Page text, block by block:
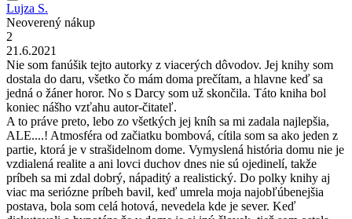
Lujza S.
Neoverený nákup
2
21.6.2021
Nie som fanúšik tejto autorky z viacerých dôvodov. Jej knihy som
dostala do daru, všetko čo mám doma prečítam, a hlavne keď sa
jedná o žáner horor. No s Darcy som už skončila. Táto kniha bol
koniec nášho vzťahu autor-čitateľ.
A to práve preto, lebo zo všetkých jej kníh sa mi zadala najlepšia,
ALE....! Atmosféra od začiatku bombová, cítila som sa ako jeden z
partie, ktorá je v strašidelnom dome. Vymyslená história domu nie je
vzdialená realite a ani lovci duchov dnes nie sú ojedinelí, takže
príbeh sa mi zdal dobrý, nápaditý a realistický. Do polky knihy aj
viac ma seriózne príbeh bavil, keď umrela moja najobľúbenejšia
postava, bola som celá hotová, nevedela kde je sever. Keď